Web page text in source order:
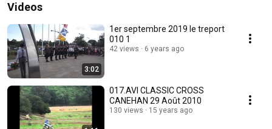
Videos
3:02
1er septembre 2019 le treport
010 1
42 views 6 years ago
017.AVI CLASSIC CROSS
CANEHAN 29 Août 2010
130 views 15 years ago